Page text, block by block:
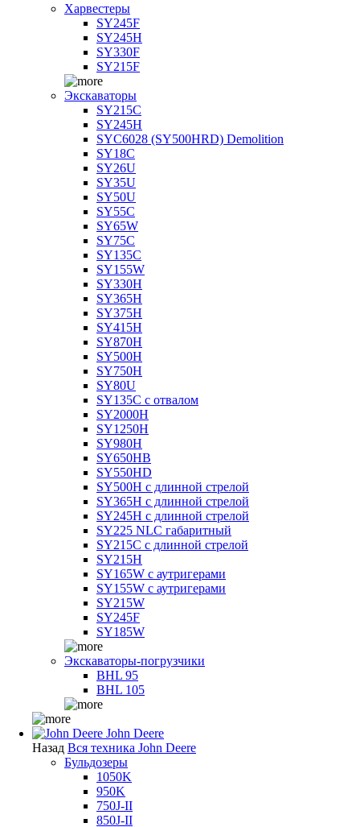
Харвестеры
SY245F
SY245H
SY330F
SY215F
Экскаваторы
SY215C
SY245H
SYC6028 (SY500HRD) Demolition
SY18C
SY26U
SY35U
SY50U
SY55C
SY65W
SY75C
SY135C
SY155W
SY330H
SY365H
SY375H
SY415H
SY870H
SY500H
SY750H
SY80U
SY135C с отвалом
SY2000H
SY1250H
SY980H
SY650HB
SY550HD
SY500H с длинной стрелой
SY365H с длинной стрелой
SY245H с длинной стрелой
SY225 NLC габаритный
SY215C с длинной стрелой
SY215H
SY165W с аутригерами
SY155W с аутригерами
SY215W
SY245F
SY185W
Экскаваторы-погрузчики
BHL 95
BHL 105
John Deere
Назад Вся техника John Deere
Бульдозеры
1050K
950K
750J-II
850J-II